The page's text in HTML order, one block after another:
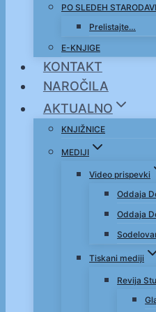
PO SLEDEH
Prelistajte…
E-KNJIGE
KONTAKT
NAROČILA
AKTUALNO
KNJIŽNICE
MEDIJI
Video prispevki
Oddaja
Oddaja
Tiskani mediji
Revija